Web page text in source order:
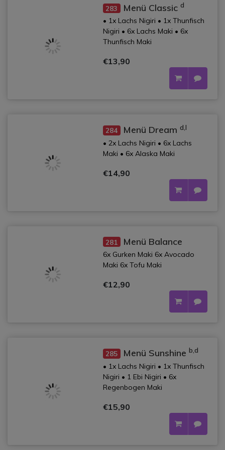
283 Menü Classic d
• 1x Lachs Nigiri • 1x Thunfisch
Nigiri • 6x Lachs Maki • 6x
Thunfisch Maki
€13,90
284 Menü Dream d,l
• 2x Lachs Nigiri • 6x Lachs
Maki • 6x Alaska Maki
€14,90
281 Menü Balance
6x Gurken Maki 6x Avocado
Maki 6x Tofu Maki
€12,90
285 Menü Sunshine b,d
• 1x Lachs Nigiri • 1x Thunfisch
Nigiri • 1 Ebi Nigiri • 6x
Regenbogen Maki
€15,90